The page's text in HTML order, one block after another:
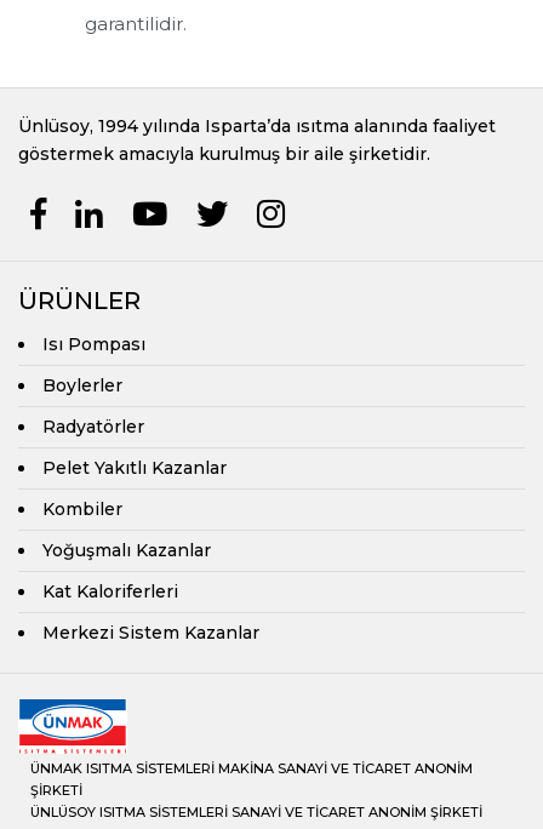
garantilidir.
Ünlüsoy, 1994 yılında Isparta’da ısıtma alanında faaliyet
göstermek amacıyla kurulmuş bir aile şirketidir.
ÜRÜNLER
Isı Pompası
Boylerler
Radyatörler
Pelet Yakıtlı Kazanlar
Kombiler
Yoğuşmalı Kazanlar
Kat Kaloriferleri
Merkezi Sistem Kazanlar
ÜNMAK ISITMA SİSTEMLERİ MAKİNA SANAYİ VE TİCARET ANONİM
ŞİRKETİ
ÜNLÜSOY ISITMA SİSTEMLERİ SANAYİ VE TİCARET ANONİM ŞİRKETİ